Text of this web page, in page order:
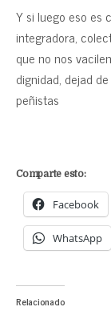
Y si luego eso es
integradora,
que no nos
dignidad, dejad
peñistas
Comparte esto:
Facebook
WhatsApp
Relacionado